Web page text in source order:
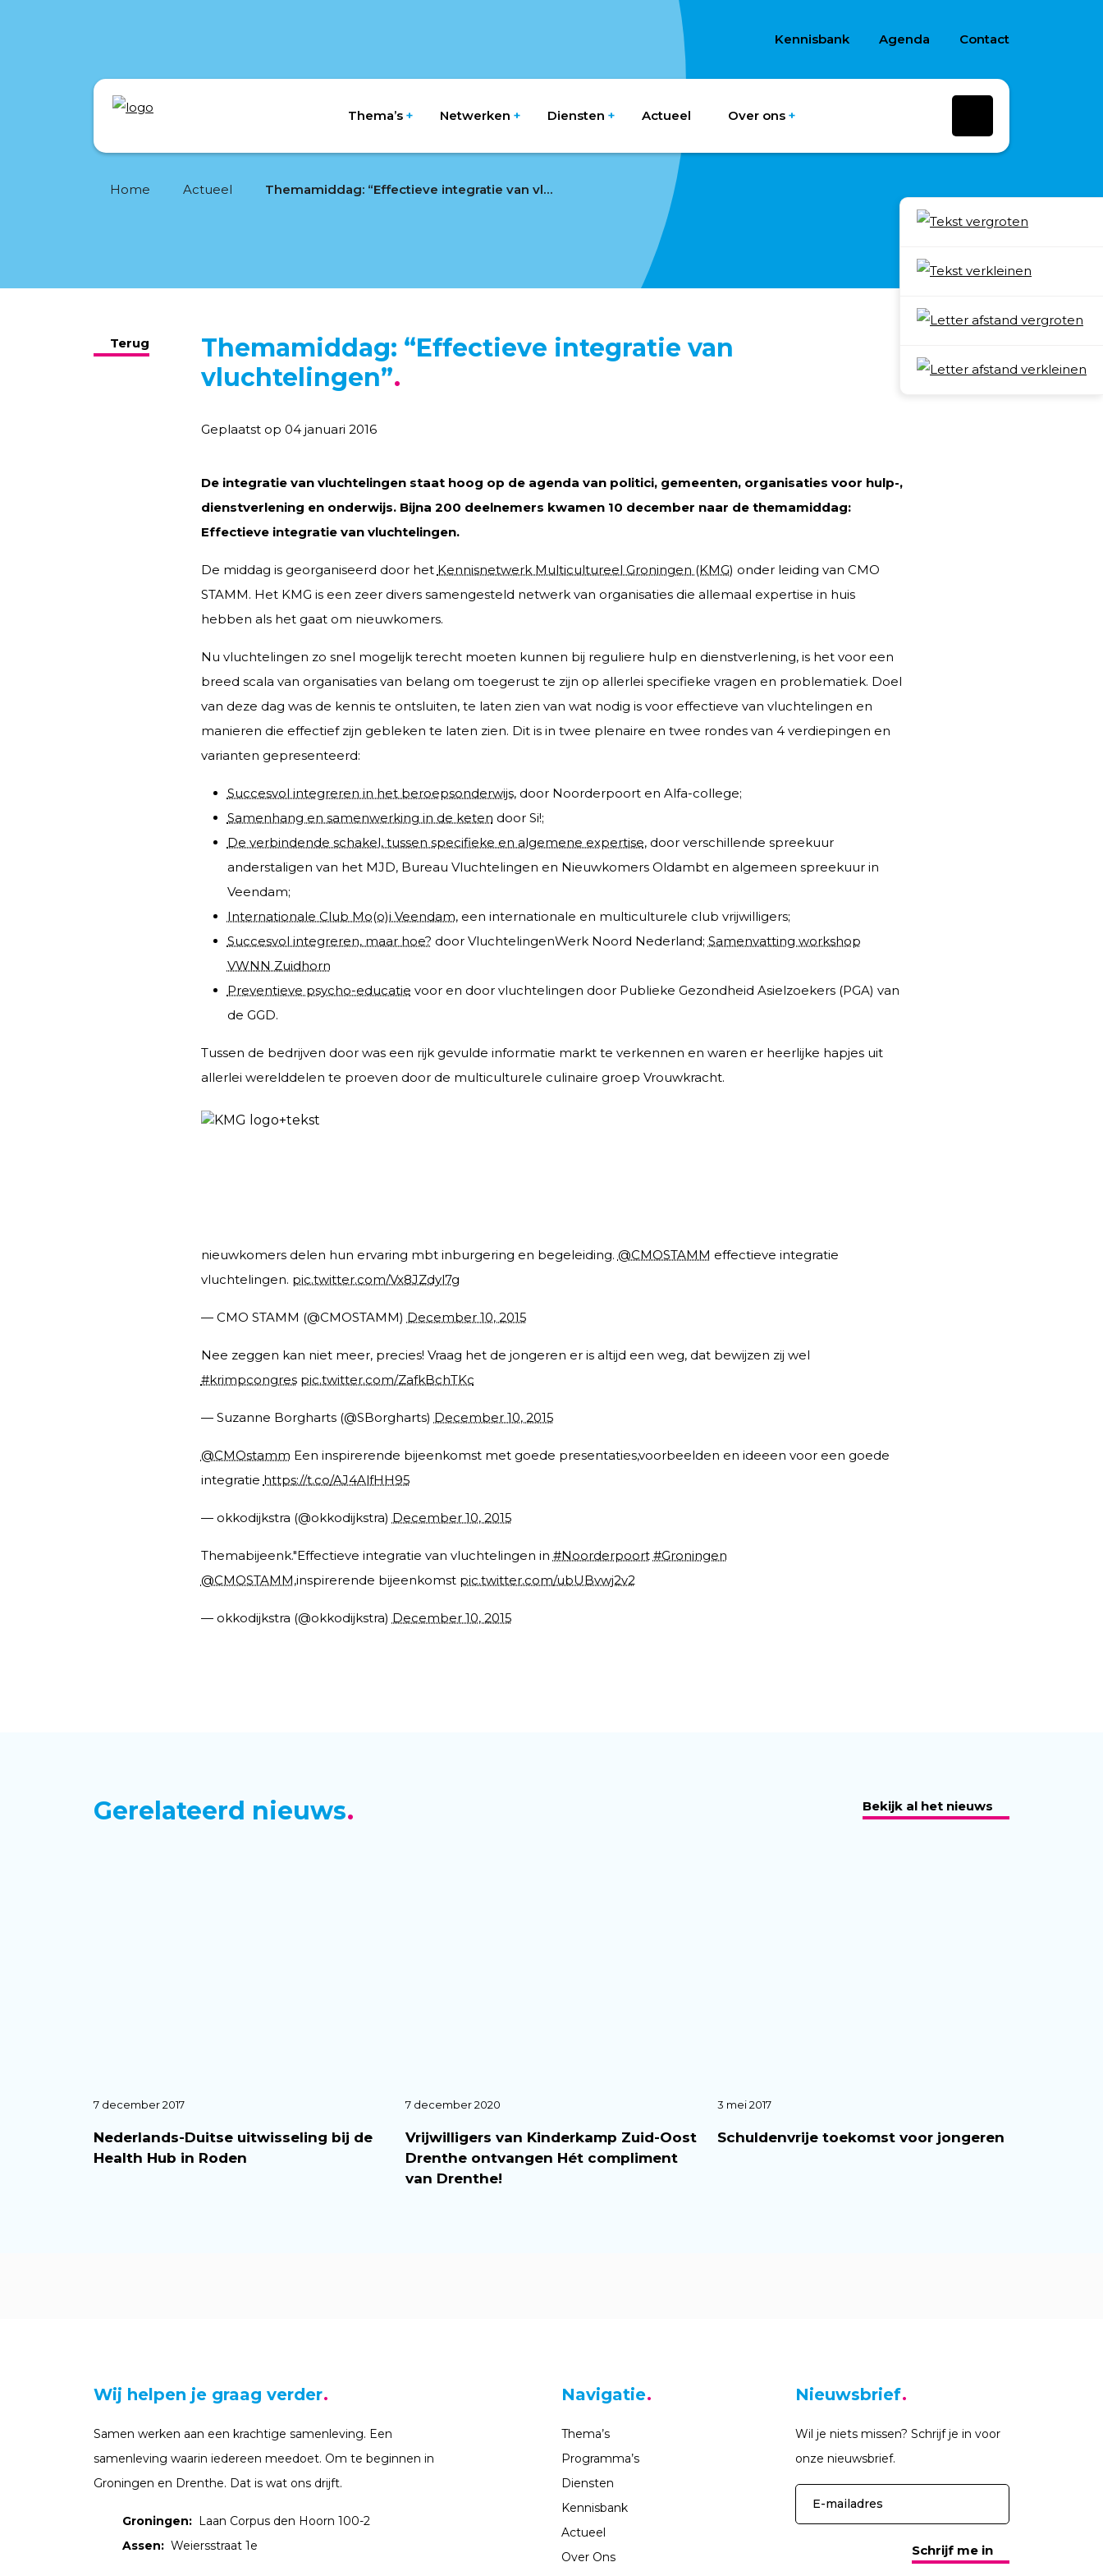
Kennisbank Agenda Contact
Thema’s Netwerken Diensten Actueel Over ons
Home Actueel Themamiddag: “Effectieve integratie van vluchtelingen”
Terug
Deel
Themamiddag: “Effectieve integratie van
vluchtelingen”
Geplaatst op 04 januari 2016
De integratie van vluchtelingen staat hoog op de agenda van politici, gemeenten, organisaties voor hulp-,
dienstverlening en onderwijs. Bijna 200 deelnemers kwamen 10 december naar de themamiddag:
Effectieve integratie van vluchtelingen.
De middag is georganiseerd door het Kennisnetwerk Multicultureel Groningen (KMG) onder leiding van CMO
STAMM. Het KMG is een zeer divers samengesteld netwerk van organisaties die allemaal expertise in huis
hebben als het gaat om nieuwkomers.
Nu vluchtelingen zo snel mogelijk terecht moeten kunnen bij reguliere hulp en dienstverlening, is het voor een
breed scala van organisaties van belang om toegerust te zijn op allerlei specifieke vragen en problematiek. Doel
van deze dag was de kennis te ontsluiten, te laten zien van wat nodig is voor effectieve van vluchtelingen en
manieren die effectief zijn gebleken te laten zien. Dit is in twee plenaire en twee rondes van 4 verdiepingen en
varianten gepresenteerd:
Succesvol integreren in het beroepsonderwijs, door Noorderpoort en Alfa-college;
Samenhang en samenwerking in de keten door Si!;
De verbindende schakel, tussen specifieke en algemene expertise, door verschillende spreekuur
anderstaligen van het MJD, Bureau Vluchtelingen en Nieuwkomers Oldambt en algemeen spreekuur in
Veendam;
Internationale Club Mo(o)i Veendam, een internationale en multiculturele club vrijwilligers;
Succesvol integreren, maar hoe? door VluchtelingenWerk Noord Nederland; Samenvatting workshop
VWNN Zuidhorn
Preventieve psycho-educatie voor en door vluchtelingen door Publieke Gezondheid Asielzoekers (PGA) van
de GGD.
Tussen de bedrijven door was een rijk gevulde informatie markt te verkennen en waren er heerlijke hapjes uit
allerlei werelddelen te proeven door de multiculturele culinaire groep Vrouwkracht.
nieuwkomers delen hun ervaring mbt inburgering en begeleiding. @CMOSTAMM effectieve integratie
vluchtelingen. pic.twitter.com/Vx8JZdyl7g
— CMO STAMM (@CMOSTAMM) December 10, 2015
Nee zeggen kan niet meer, precies! Vraag het de jongeren er is altijd een weg, dat bewijzen zij wel
#krimpcongres pic.twitter.com/ZafkBchTKc
— Suzanne Borgharts (@SBorgharts) December 10, 2015
@CMOstamm Een inspirerende bijeenkomst met goede presentaties,voorbeelden en ideeen voor een goede
integratie https://t.co/AJ4AlfHH95
— okkodijkstra (@okkodijkstra) December 10, 2015
Themabijeenk."Effectieve integratie van vluchtelingen in #Noorderpoort #Groningen
@CMOSTAMM,inspirerende bijeenkomst pic.twitter.com/ubUBvwj2v2
— okkodijkstra (@okkodijkstra) December 10, 2015
Gerelateerd nieuws Bekijk al het nieuws
7 december 2017
Nederlands-Duitse uitwisseling bij de
Health Hub in Roden
7 december 2020
Vrijwilligers van Kinderkamp Zuid-Oost
Drenthe ontvangen Hét compliment
van Drenthe!
3 mei 2017
Schuldenvrije toekomst voor jongeren
Wij helpen je graag verder
Samen werken aan een krachtige samenleving. Een
samenleving waarin iedereen meedoet. Om te beginnen in
Groningen en Drenthe. Dat is wat ons drijft.
Groningen: Laan Corpus den Hoorn 100-2
Assen: Weiersstraat 1e
Navigatie
Thema’s
Programma’s
Diensten
Kennisbank
Actueel
Over Ons
Nieuwsbrief
Wil je niets missen? Schrijf je in voor
onze nieuwsbrief.
Schrijf me in